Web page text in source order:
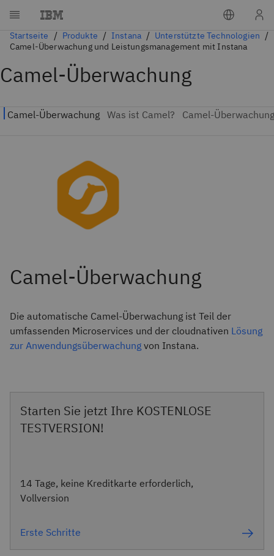
Startseite Produkte Instana
Unterstützte Technologien
Camel-Überwachung und Leistungsmanagement mit Instana
Camel-Überwachung
Die automatische Camel-Überwachung ist Teil der
umfassenden Microservices und der cloudnativen Lösung
zur Anwendungsüberwachung von Instana.
Starten Sie jetzt Ihre KOSTENLOSE
TESTVERSION!
14 Tage, keine Kreditkarte erforderlich,
Vollversion
Erste Schritte